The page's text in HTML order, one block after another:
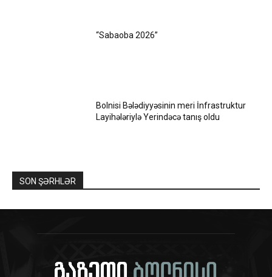
“Sabaoba 2026”
Bolnisi Bələdiyyəsinin meri İnfrastruktur
Layihələriylə Yerindəcə tanış oldu
SON ŞƏRHLƏR